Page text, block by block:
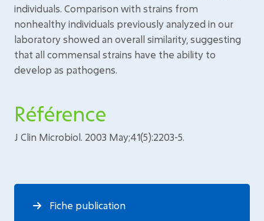
individuals. Comparison with strains from
nonhealthy individuals previously analyzed in our
laboratory showed an overall similarity, suggesting
that all commensal strains have the ability to
develop as pathogens.
Référence
J Clin Microbiol. 2003 May;41(5):2203-5.
Fiche publication